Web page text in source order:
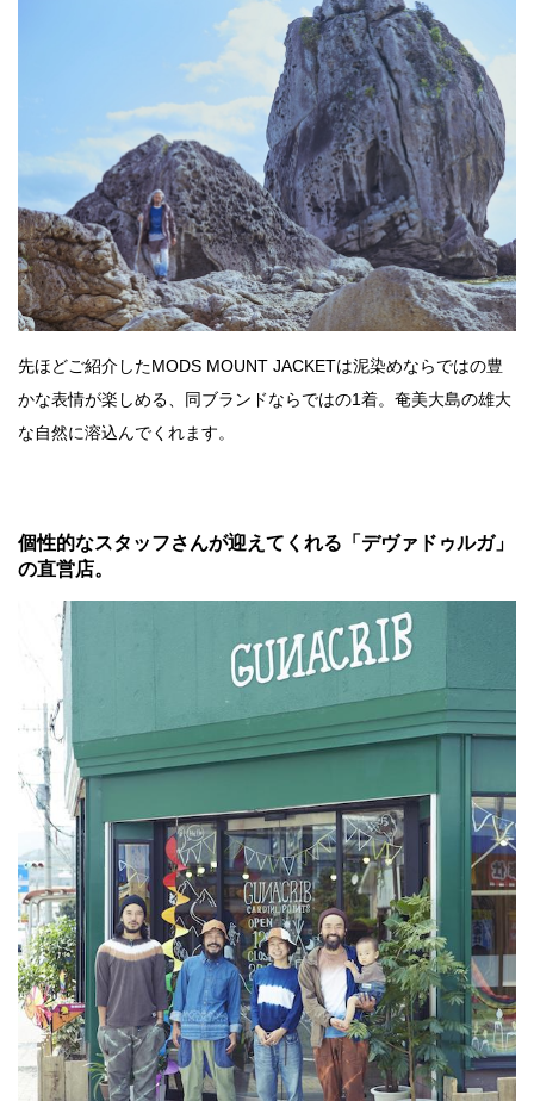
先ほどご紹介したMODS MOUNT JACKETは泥染めならではの豊
かな表情が楽しめる、同ブランドならではの1着。奄美大島の雄大
な自然に溶込んでくれます。
個性的なスタッフさんが迎えてくれる「デヴァドゥルガ」
の直営店。